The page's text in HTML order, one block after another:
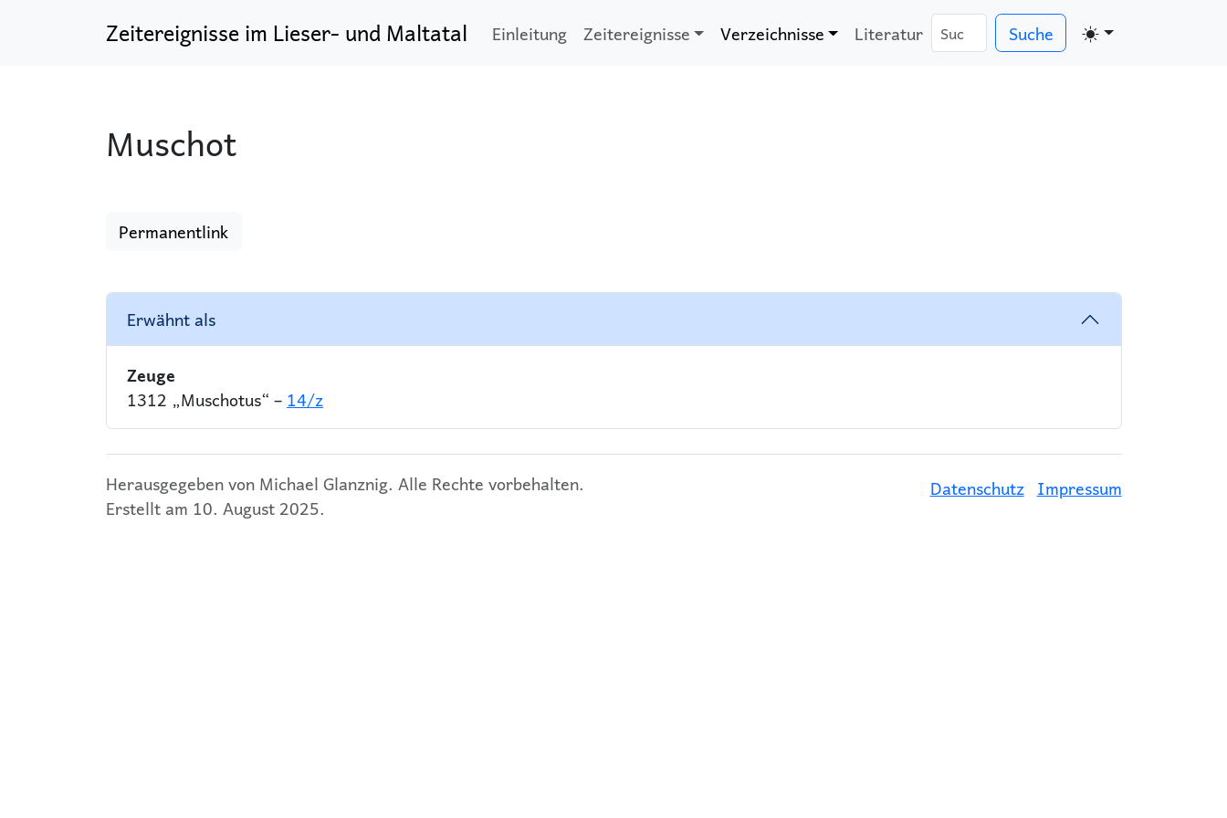
Zeitereignisse im Lieser- und Maltatal Einleitung Zeitereignisse Verzeichnisse Literatur Suche
Muschot
Permanentlink
Erwähnt als
Zeuge
1312 „Muschotus“ – 14/z
Herausgegeben von Michael Glanznig. Alle Rechte vorbehalten.
Erstellt am 10. August 2025.
Datenschutz Impressum